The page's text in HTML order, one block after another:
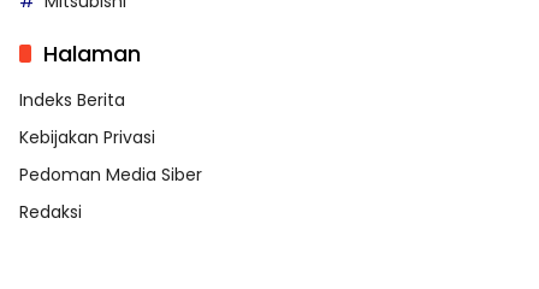
Halaman
Indeks Berita
Kebijakan Privasi
Pedoman Media Siber
Redaksi